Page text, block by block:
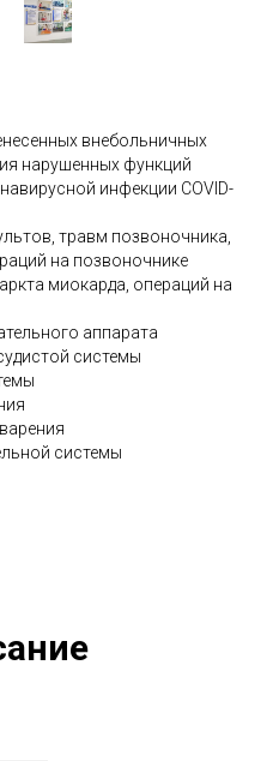
внебольничных
нарушенных функций
инфекции COVID-
травм позвоночника,
на позвоночнике
миокарда, операций на
аппарата
системы
системы